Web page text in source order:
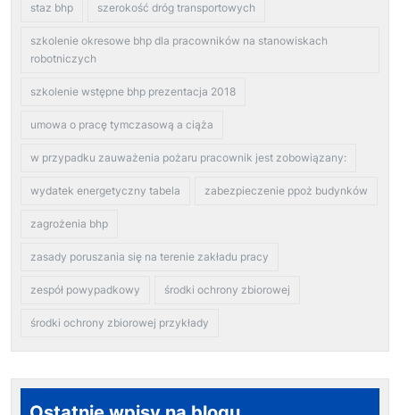
staz bhp szerokość dróg transportowych
szkolenie okresowe bhp dla pracowników na stanowiskach
robotniczych
szkolenie wstępne bhp prezentacja 2018
umowa o pracę tymczasową a ciąża
w przypadku zauważenia pożaru pracownik jest zobowiązany:
wydatek energetyczny tabela zabezpieczenie ppoż budynków
zagrożenia bhp
zasady poruszania się na terenie zakładu pracy
zespół powypadkowy środki ochrony zbiorowej
środki ochrony zbiorowej przykłady